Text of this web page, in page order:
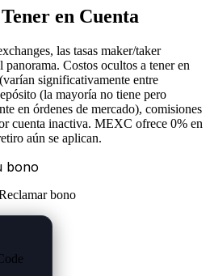
en Cuenta
las tasas maker/taker
panorama. Costos ocultos a tener en
significativamente entre
(la mayoría no tiene pero
en órdenes de mercado), comisiones
cuenta inactiva. MEXC ofrece 0% en
aún se aplican.
bono
bono